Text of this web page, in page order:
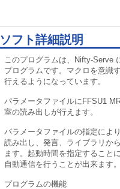
ソフト詳細説明
このプログラムは、Nifty-Serve
プログラムです。マクロを意識
行えるようになっています。
パラメータファイルにFFSU1
室の読み出しが行えます。
パラメータファイルの指定によ
読み出し、発言、ライブラリか
ます。起動時間を指定すること
自動通信を行うことが出来ます。
プログラムの機能